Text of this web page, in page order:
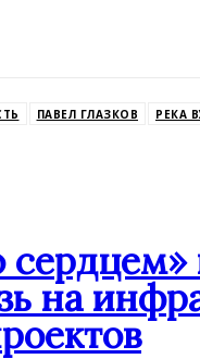
ПАВЕЛ ГЛАЗКОВ РЕКА
на